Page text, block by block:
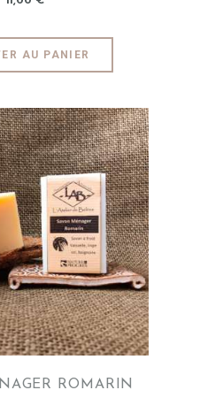
AU PANIER
ROMARIN